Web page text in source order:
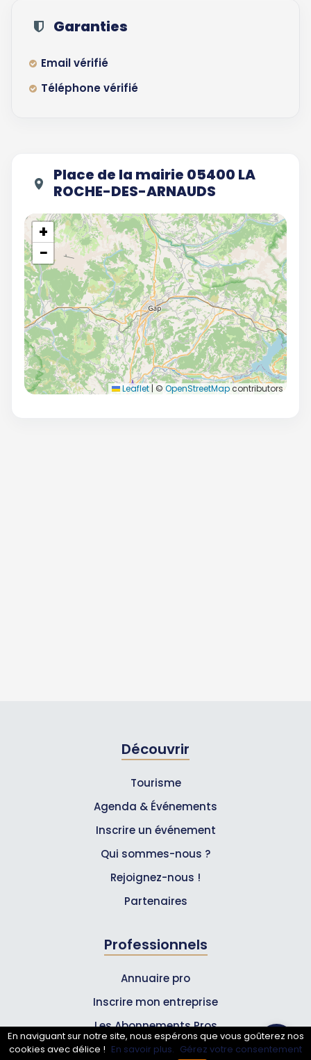
Garanties
Email vérifié
Téléphone vérifié
Place de la mairie 05400 LA
ROCHE-DES-ARNAUDS
+
−
Leaflet | © OpenStreetMapcontributors
Découvrir
Tourisme
Agenda & Événements
Inscrire un événement
Qui sommes-nous ?
Rejoignez-nous !
Partenaires
Professionnels
Annuaire pro
Inscrire mon entreprise
Les Abonnements Pros
En naviguant sur notre site, nous espérons que vous goûterez nos
cookies avec délice ! En savoir plus. Gérez votre consentement